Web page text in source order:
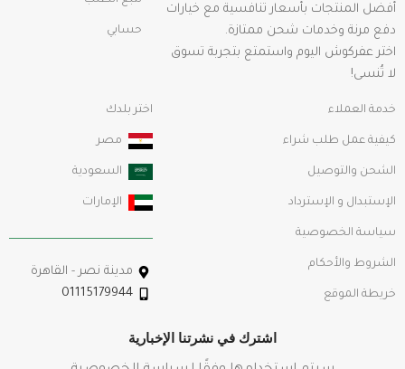
أفضل المنتجات بأسعار تنافسية مع خيارات
دفع مرنة وخدمات شحن ممتازة.
اختر عفركوش اليوم واستمتع بتجربة تسوق
لا تُنسى!
حسابي
خدمة العملاء
كيفية عمل طلب شراء
الشحن والتوصيل
الإستبدال و الإسترداد
سياسة الخصوصية
الشروط والأحكام
خريطة الموقع
اختر بلدك
مصر
السعودية
الإمارات
مدينة نصر - القاهرة
01115179944
اشترك في نشرتنا الإخبارية